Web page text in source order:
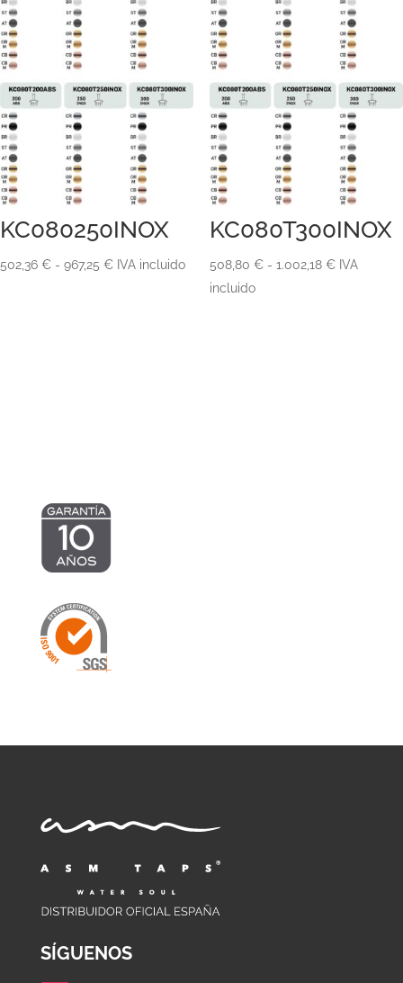
KC080250INOX
502,36 € - 967,25 €Rango
IVA incluido
KC080T300INOX
508,80 € - 1.002,18 €Rango
IVA
incluido
SÍGUENOS